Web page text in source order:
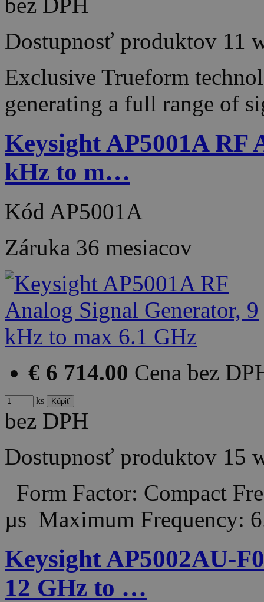
Dostupnosť produktov 11
Exclusive Trueform
generating a full range of
Keysight AP5001A RF
kHz to m…
Kód AP5001A
Záruka 36 mesiacov
€ 6 714.00 Cena bez
ks
bez DPH
Dostupnosť produktov 15
Form Factor: Compact
µs Maximum Frequency:
Keysight AP5002AU-
12 GHz to …